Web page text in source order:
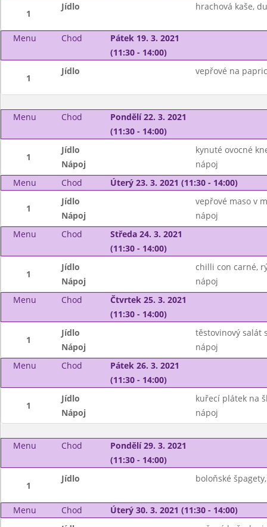
1
Jídlo hrachová kaše,
Menu Chod
Pátek 19. 3. 2021
(11:30 - 14:00)
1
Jídlo vepřové na
Menu Chod
Pondělí 22. 3. 2021
(11:30 - 14:00)
1
Jídlo
kynuté ovocné
Nápoj
nápoj
Menu
Chod Úterý 23. 3. 2021 (11:30 - 14:00)
1
Jídlo
vepřové maso v
Nápoj
nápoj
Menu
Chod
Středa 24. 3. 2021
(11:30 - 14:00)
1
Jídlo
chilli con carné,
Nápoj
nápoj
Menu
Chod
Čtvrtek 25. 3. 2021
(11:30 - 14:00)
1
Jídlo
těstovinový salát
Nápoj
nápoj
Menu
Chod
Pátek 26. 3. 2021
(11:30 - 14:00)
1
Jídlo
kuřecí plátek na
Nápoj
nápoj
Menu Chod
Pondělí 29. 3. 2021
(11:30 - 14:00)
1
Jídlo boloňské
Menu Chod
Úterý 30. 3. 2021 (11:30 - 14:00)